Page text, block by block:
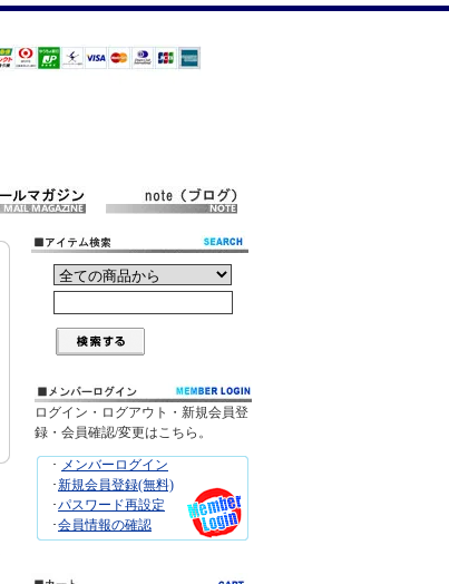
ログイン・ログアウト・新規会員登
録・会員確認/変更はこちら。
･ メンバーログイン
･新規会員登録(無料)
･パスワード再設定
･会員情報の確認